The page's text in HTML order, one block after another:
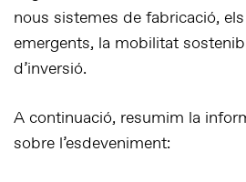
nous sistemes de fabricació,
emergents, la mobilitat
d’inversió.
A continuació, resumim la
sobre l’esdeveniment: